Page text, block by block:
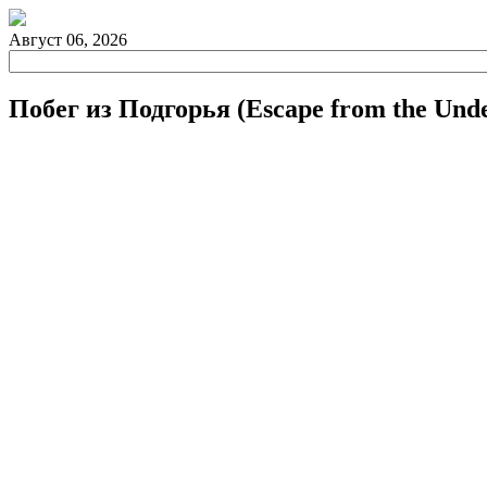
Август 06, 2026
Побег из Подгорья (Escape from the